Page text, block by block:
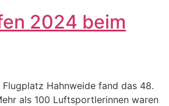
2024 beim
Hahnweide fand das 48.
als 100 Luftsportlerinnen waren